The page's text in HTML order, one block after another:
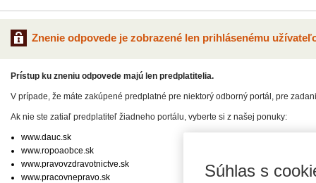
Znenie odpovede je zobrazené len prihlásenému
Prístup ku zneniu odpovede majú len predplatitelia.
V prípade, že máte zakúpené predplatné pre niektorý odborný portál, pre
Ak nie ste zatiaľ predplatiteľ žiadneho portálu, vyberte si z našej ponuky:
www.dauc.sk
www.ropoaobce.sk
www.pravovzdravotnictve.sk
www.pracovnepravo.sk
Súhlas s